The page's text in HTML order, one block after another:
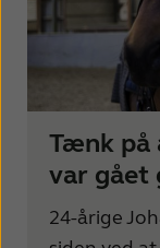
Tænk på
var gået
24-årige